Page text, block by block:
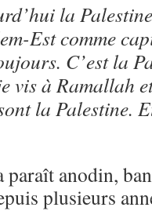
la
Est comme
C’est la
vis à Ramallah
la Palestine.
paraît anodin,
plusieurs